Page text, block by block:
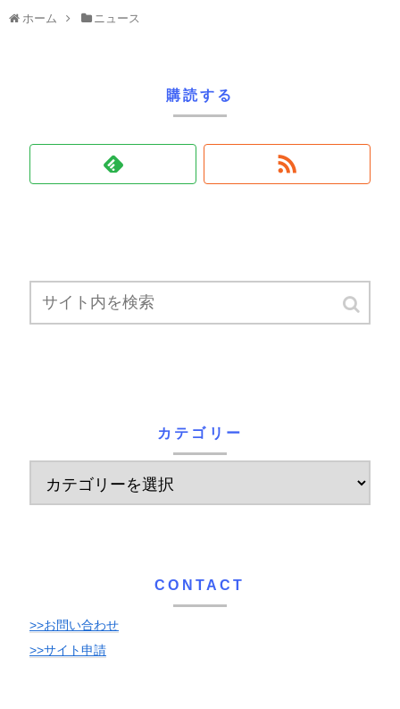
ホーム ニュース
購読する
カテゴリー
CONTACT
>>お問い合わせ
>>サイト申請